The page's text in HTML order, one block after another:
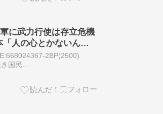
に武力行使は存立危機
人の心とかないんか
2BP(2500)
国民…